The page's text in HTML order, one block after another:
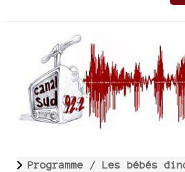
Programme / Les bébés